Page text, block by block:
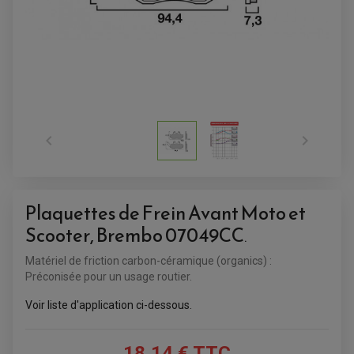
ANTIVOL
 
Plaquettes de Frein Avant Moto et
Scooter, Brembo 07049CC.
Matériel de friction carbon-céramique (organics) :
Préconisée pour un usage routier.
Voir liste d'application ci-dessous.